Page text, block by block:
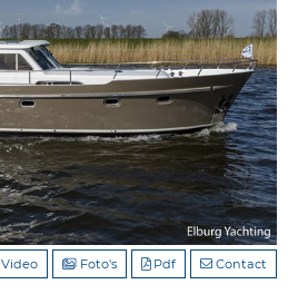
Contact
Pdf
Foto's
Video